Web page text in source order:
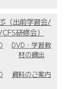
（出前学習会/
研修会）
DVD・学習教
材の貸出
資料のご案内